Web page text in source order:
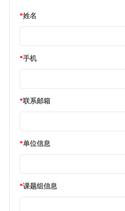
*姓名
*手机
*联系邮箱
*单位信息
*课题组信息